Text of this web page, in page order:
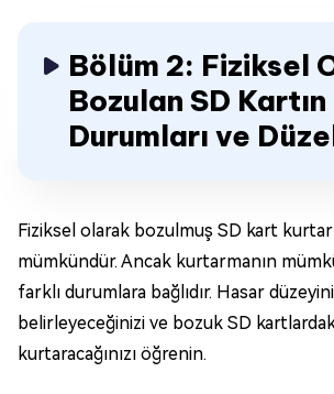
Bölüm 2: Fiziksel
Bozulan SD Kartın
Durumları ve
Fiziksel olarak bozulmuş SD kart
mümkündür. Ancak kurtarmanın
farklı durumlara bağlıdır. Hasar düzeyini
belirleyeceğinizi ve bozuk SD
kurtaracağınızı öğrenin.